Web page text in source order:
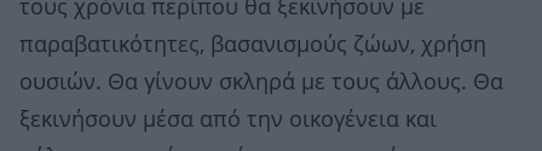
τους χρόνια περίπου θα ξεκινήσουν με
παραβατικότητες, βασανισμούς ζώων, χρήση
ουσιών. Θα γίνουν σκληρά με τους άλλους. Θα
ξεκινήσουν μέσα από την οικογένεια και